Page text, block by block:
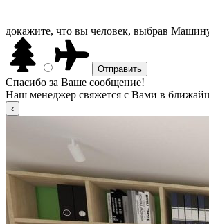
докажите, что вы человек, выбрав
Спасибо за Ваше сообщение!
Наш менеджер свяжется с Вами в